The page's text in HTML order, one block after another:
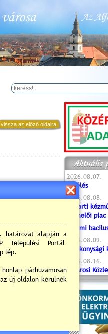
vissza az előző oldalra
Aktuális
2026.08.07.
Túlélés
2026.08.08.
Tóparti
termelői piac
Valami
2026.08.09.
2026.08.16.
Újvárosi
Sportnap
2026.08.19.
Ceglédi
2026.08.20.
Szent István